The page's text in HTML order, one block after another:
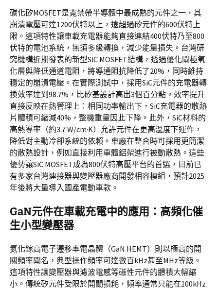
碳化矽MOSFET是寬禁帶半導體中最成熟的元件之一，其
崩潰電壓可達1200伏特以上，遠超過矽元件的600伏特上
限。這項特性讓車載充電器能夠直接連結400伏特乃至800
伏特的電池系統，無須多級轉換，減少能量損失。台灣研
究機構近期發表的新型SiC MOSFET結構，透過優化閘極氧
化層與降低通道電阻，將導通阻抗降低了20%，同時維持
穩定的崩潰電壓。在實際測試中，採用SiC元件的充電器轉
換效率達到98.7%，比矽基設計高出3個百分點。效率提升
直接反映在熱管理上：相同功率輸出下，SiC充電器的散熱
片體積可縮減40%，整機重量因此下降。此外，SiC材料的
高熱導率（約3.7 W/cm·K）允許元件在更高溫度下運作，
降低對主動冷卻系統的依賴。車廠在整合時可採用更簡潔
的散熱設計，例如直接利用車體鋁架進行被動散熱。這些
優勢讓SiC MOSFET成為800伏特高壓平台的首選，目前已
有多家台灣連接器與變壓器廠商開發相容模組，預計2025
年後將大量導入國產電動車款。
GaN元件在車載充電中的應用：高頻化催
生小型變壓器
氮化鎵高電子遷移率電晶體（GaN HEMT）則以極高的開
關頻率聞名，典型操作頻率可達數百kHz甚至MHz等級。
這項特性讓變壓器與濾波電感等磁性元件的體積大幅縮
小。傳統矽元件受限於開關損耗，頻率通常只能在100kHz